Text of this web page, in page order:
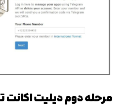
مرحله دوم دیلیت اکانت